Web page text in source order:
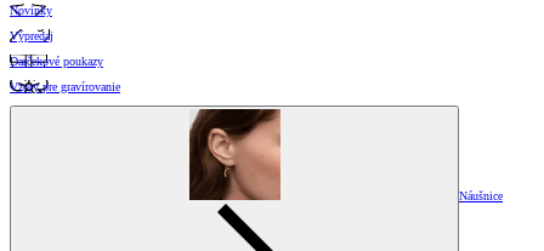
Novinky
Výpredaj
Darčekové poukazy
Vzory pre gravírovanie
Náušnice